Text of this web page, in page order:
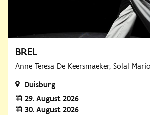
BREL
Anne Teresa De Keersmaeker, Solal
Duisburg
29. August 2026
30. August 2026